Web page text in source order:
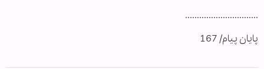
...............................
پایان پیام/ 167